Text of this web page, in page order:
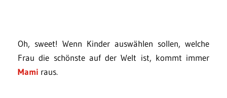
Oh, sweet! Wenn Kinder auswählen sollen, welche
Frau die schönste auf der Welt ist, kommt immer
Mami raus.